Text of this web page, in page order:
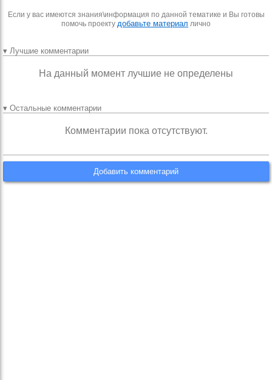
Если у вас имеются знания\информация по данной тематике и Вы готовы
помочь проекту добавьте материал лично
▾ Лучшие комментарии
На данный момент лучшие не определены
▾ Остальные комментарии
Комментарии пока отсутствуют.
Добавить комментарий